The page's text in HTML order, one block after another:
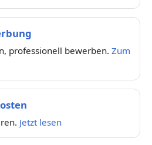
professionell bewerben. Zum
Jetzt lesen